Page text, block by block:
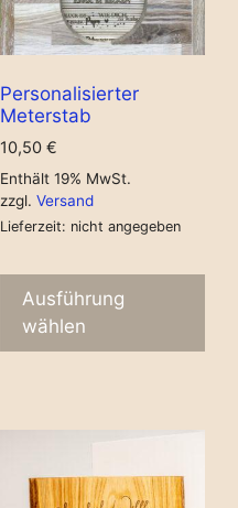
Personalisierter
Meterstab
10,50 €
Enthält 19% MwSt.
zzgl. Versand
Lieferzeit: nicht angegeben
Ausführung
wählen